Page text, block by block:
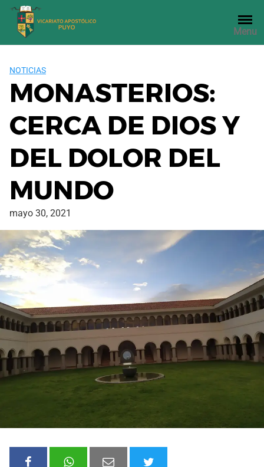
Saltar
contenido
Menu
NOTICIAS
MONASTERIOS:
CERCA DE DIOS Y
DEL DOLOR DEL
MUNDO
mayo 30, 2021